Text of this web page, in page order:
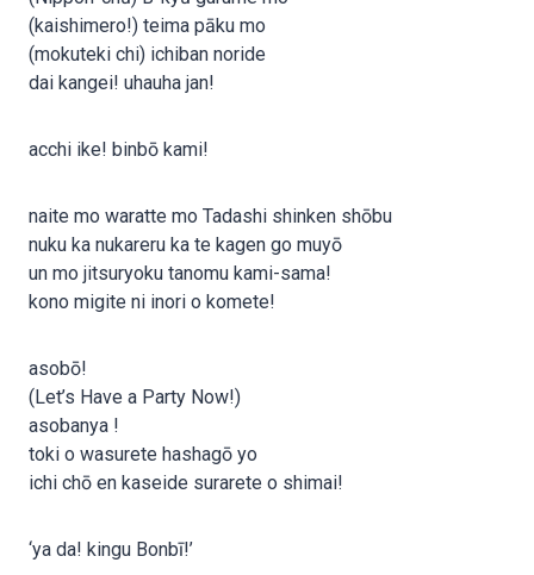
(kaishimero!) teima pāku mo
(mokuteki chi) ichiban noride
dai kangei! uhauha jan!
acchi ike! binbō kami!
naite mo waratte mo Tadashi shinken shōbu
nuku ka nukareru ka te kagen go muyō
un mo jitsuryoku tanomu kami-sama!
kono migite ni inori o komete!
asobō!
(Let’s Have a Party Now!)
asobanya !
toki o wasurete hashagō yo
ichi chō en kaseide surarete o shimai!
‘ya da! kingu Bonbī!’